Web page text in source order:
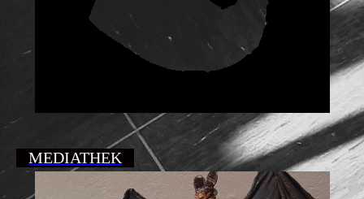
MEDIATHEK